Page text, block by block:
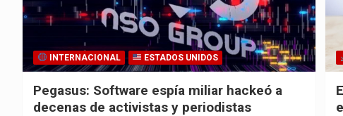
INTERNACIONAL ESTADOS UNIDOS
Pegasus: Software espía miliar hackeó a
decenas de activistas y periodistas